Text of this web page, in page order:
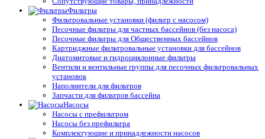
Фильтры
Фильтровальные установки (фильтр с насосом)
Песочные фильтры для частных бассейнов (без насоса)
Песочные фильтры для Общественных бассейнов
Картриджные фильтровальные установки для бассейнов
Диатомитовые и гидроциклонные фильтры
Вентили и вентильные группы для песочных фильтровальных
установок
Наполнители для фильтров
Запчасти для фильтров бассейна
Насосы
Насосы с префильтром
Насосы без префильтра
Комплектующие и принадлежности насосов